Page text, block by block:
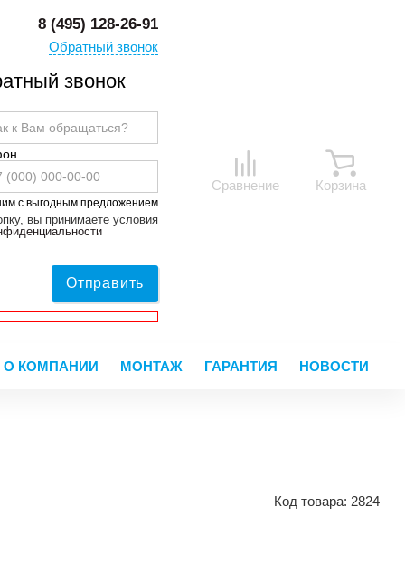
8 (495) 128-26-91
Обратный звонок
звонок
с выгодным предложением
вы принимаете условия
Отправить
Сравнение Корзина
О КОМПАНИИ МОНТАЖ ГАРАНТИЯ НОВОСТИ
Код товара: 2824